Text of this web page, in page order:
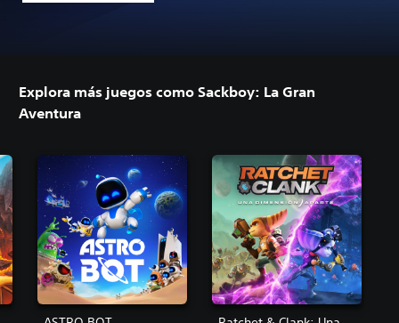
Explora más juegos como Sackboy: La Gran
Aventura